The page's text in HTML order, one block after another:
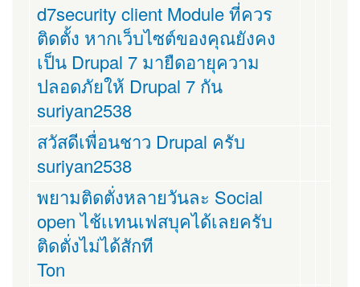
d7security client Module ที่ควร
ติดตั้ง หากเว็บไซต์ของคุณยังคง
เป็น Drupal 7 มายืดอายุความ
ปลอดภัยให้ Drupal 7 กัน
suriyan2538
สวัสดีเพื่อนชาว Drupal ครับ
suriyan2538
พยามติดตั่งหลายวันละ Social
open ไช้เเทนเฟสบุคได้เลยครับ
ติดตั่งไม่ได้สักที
Ton